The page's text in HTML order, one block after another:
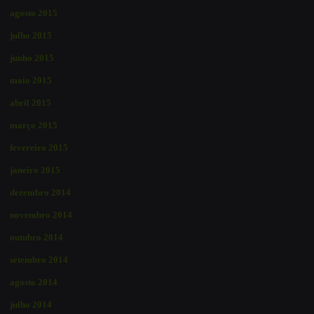
agosto 2015
julho 2015
junho 2015
maio 2015
abril 2015
março 2015
fevereiro 2015
janeiro 2015
dezembro 2014
novembro 2014
outubro 2014
setembro 2014
agosto 2014
julho 2014